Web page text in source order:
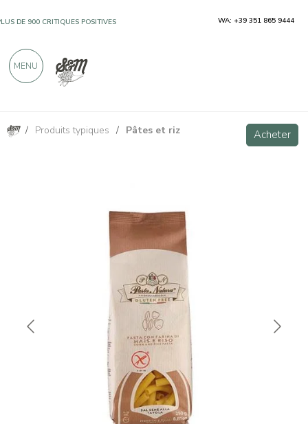
/ Produits typiques / Pâtes et riz Acheter
Macaronis au maïs et au riz sans gluten 250 g Acheter
DE 900 CRITIQUES POSITIVES WA: +39 351 865 9444
MENU